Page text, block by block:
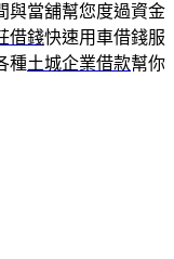
與當舖幫您度過資金
借錢快速用車借錢服
種土城企業借款幫你